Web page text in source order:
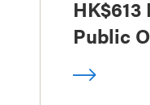
Public